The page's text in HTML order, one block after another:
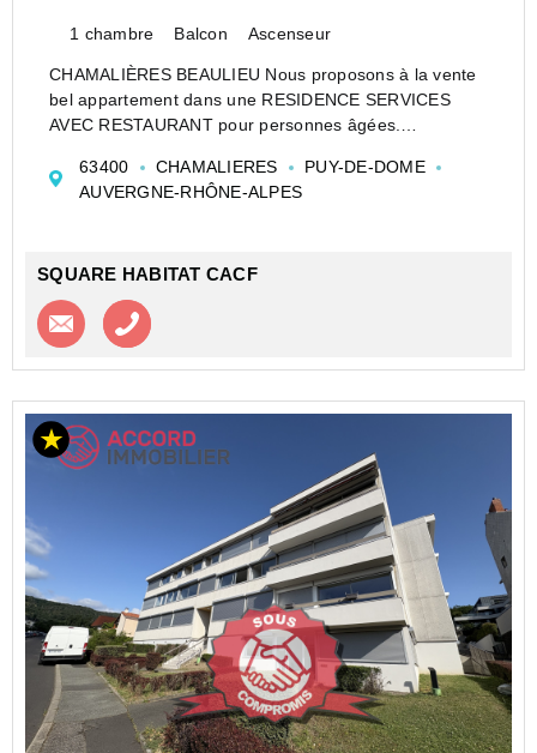
1 chambre Balcon Ascenseur
CHAMALIÈRES BEAULIEU Nous proposons à la vente
bel appartement dans une RESIDENCE SERVICES
AVEC RESTAURANT pour personnes âgées.
chambre.
une salle d'eau, nombreux rangements, chauffage
63400 CHAMALIERES
PUY-DE-DOME
AUVERGNE-RHÔNE-ALPES
SQUARE HABITAT CACF
Contacter l'agence